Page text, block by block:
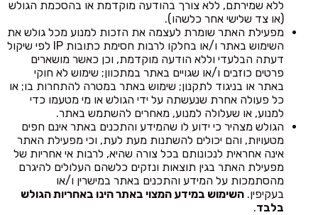
ללא שמירתם, ללא צורך בהודעה מוקדמת או בהסכמת הגולש
(או צד שלישי אחר כלשהו).
מפעילת האתר שומרת לעצמה את הזכות למנוע מכל גולש את
השימוש באתר ו/או בחלקו לרבות חסימת כתובות IP לפי שיקול
דעתה הבלעדי וללא הודעה מוקדמת, וכן כאשר מושארים
פרטים כוזבים ו/או שגויים באתר במתכוון; שימוש לא חוקי
באתר או בניגוד לתקנון; שימוש באתר במטרה להתחרות בו; או
כל פעולה אחרת שנעשתה על ידי הגולש או מי מטעמו כדי
למנוע, או שעלולה למנוע, מאחרים להשתמש באתר.
הגולש מצהיר כי ידוע לו שהמידע והתכנים באתר אינם חפים
מטעויות, והם יכולים להשתנות מעת לעת, וכי מפעילת האתר
אינה אחראית לנכונותם בכל צורה שהיא, לרבות אי אחריות של
מפעילת האתר בגין תוצאות ונזקים כלשהם העלולים להיגרם
מהסתמכות על המידע והתכנים באתר במישרין ו/או
בעקיפין. השימוש במידע המצוי באתר הינו באחריות הגולש
בלבד.